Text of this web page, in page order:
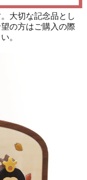
大切な記念品とし
の方はご購入の際
。